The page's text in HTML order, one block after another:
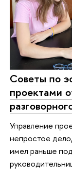
Советы по
проектами
Управление
непростое
имел раньше